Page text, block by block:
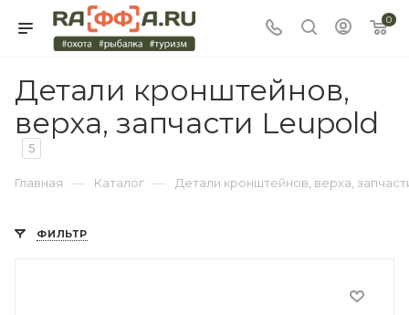
0
Детали кронштейнов,
верха, запчасти Leupold
5
Главная — Каталог — Детали кронштейнов, верха,
ФИЛЬТР